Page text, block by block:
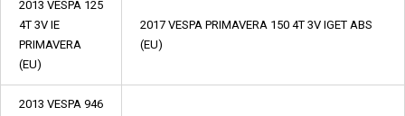
2013 VESPA 125
4T 3V IE
PRIMAVERA
(EU)
2017 VESPA PRIMAVERA 150 4T 3V IGET ABS
(EU)
2013 VESPA 946